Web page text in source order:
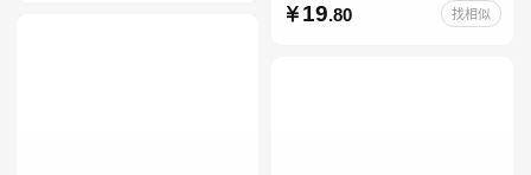
19.80 找相似